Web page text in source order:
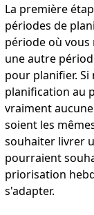
La première
périodes de
période où
une autre
pour planifier.
planification au
vraiment
soient les
souhaiter livrer
pourraient
priorisation
s'adapter.